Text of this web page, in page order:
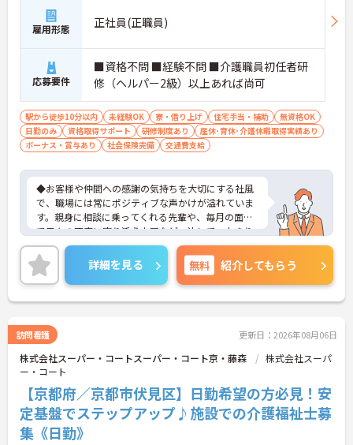
雇用形態 正社員(正職員)
応募要件
■資格不問 ■経験不問 ■介護職員初任者研
修（ヘルパー2級）以上あれば尚可
駅から徒歩10分以内 未経験OK 寮・借り上げ 住宅手当・補助
無資格OK
日勤のみ
資格取得サポート 研修制度あり
産休･育休･介護休暇取得実績あり
ボーナス・賞与あり
社会保険完備 交通費支給
◆お客様や仲間への感謝の気持ちを大切にする社風
で、職場には常にポジティブな声かけが溢れていま
す。親身に相談に乗ってくれる先輩や、毎月の面談
で日々の不安に寄り添う上司など、決して一人きり
にさせないフォロー体制が万全。心理的安全性が高
く、中途入社でも自然と馴染める職場です。
◆無資格からでもプロフェッショナルを目指せる
「資格取得支援制度」を完備しています。初任者研
修から国家資格である介護福祉士まで、現場での実
けて資格取得に挑戦できます。
◆法人独自の介護技術認定制度「ケアマイスター」
により、身につけたスキルを5段階でしっかり評価
し手当で還元。さらに「目標管理シート」を用いた
月1回の上司との面談があり、一人ひとりの不安や
目標に寄り添う手厚いフォロー体制が整っていま
す。
詳細を見る 無料 紹介してもらう
訪問看護 更新日：2026年08月06日
株式会社スーパー・コートスーパー・コート京・藤森
株式会社スーパ
ー・コート
【京都府／京都市伏見区】日勤希望の方必見！安
定基盤でステップアップ♪施設での介護福祉士募
集《日勤》